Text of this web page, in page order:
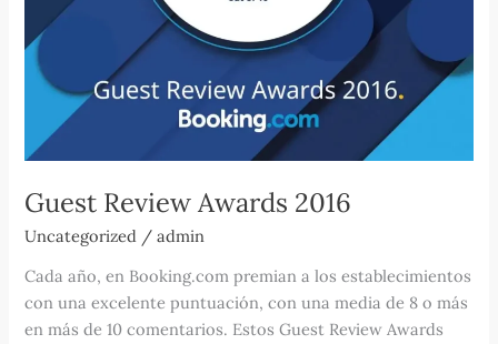
Guest Review Awards 2016
Uncategorized /admin
Cada año, en Booking.com premian a los establecimientos
con una excelente puntuación, con una media de 8 o más
en más de 10 comentarios. Estos Guest Review Awards